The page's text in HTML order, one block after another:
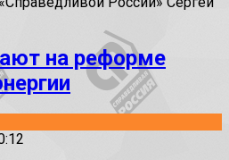
на реформе